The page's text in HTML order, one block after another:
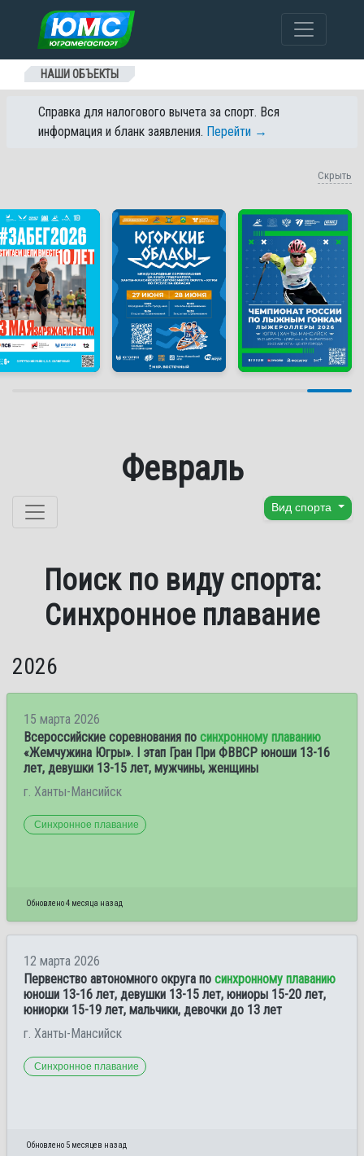
Перейти к содержанию
НАШИ ОБЪЕКТЫ
Справка для налогового вычета за спорт. Вся
информация и бланк заявления. Перейти →
Скрыть
Февраль
Перейти к содержанию Вид спорта
Поиск по виду спорта:
Синхронное плавание
2026
15 марта 2026
Всероссийские соревнования по синхронному плаванию
«Жемчужина Югры». I этап Гран При ФВВСР юноши 13-16
лет, девушки 13-15 лет, мужчины, женщины
г. Ханты-Мансийск
Синхронное плавание
Обновлено 4 месяца назад
12 марта 2026
Первенство автономного округа по синхронному плаванию
юноши 13-16 лет, девушки 13-15 лет, юниоры 15-20 лет,
юниорки 15-19 лет, мальчики, девочки до 13 лет
г. Ханты-Мансийск
Синхронное плавание
Обновлено 5 месяцев назад